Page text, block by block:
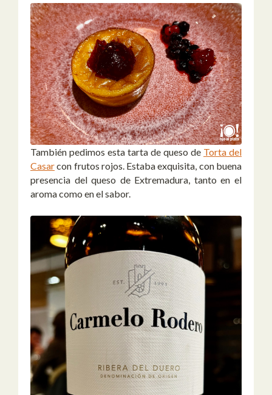
También pedimos esta tarta de queso de Torta del
Casarcon frutos rojos. Estaba exquisita, con buena
presencia del queso de Extremadura, tanto en el
aroma como en el sabor.